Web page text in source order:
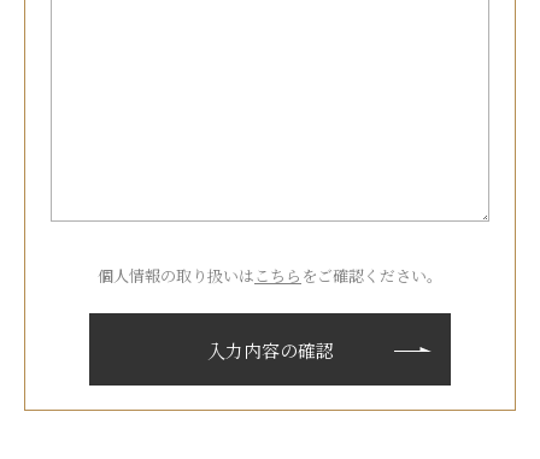
個人情報の取り扱いはこちら をご確認ください。